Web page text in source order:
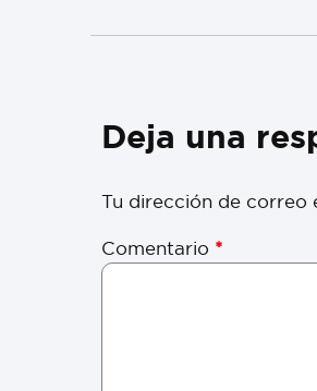
Deja una
Tu dirección de correo
Comentario *